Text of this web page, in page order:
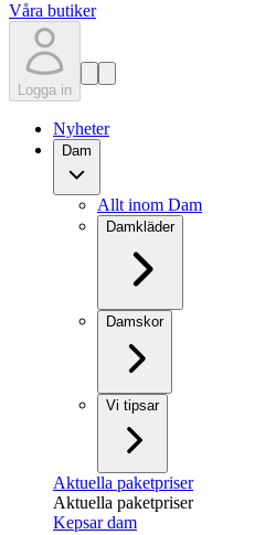
Våra butiker
Logga in
Nyheter
Dam
Allt inom Dam
Damkläder
Damskor
Vi tipsar
Aktuella paketpriser
Aktuella paketpriser
Kepsar dam